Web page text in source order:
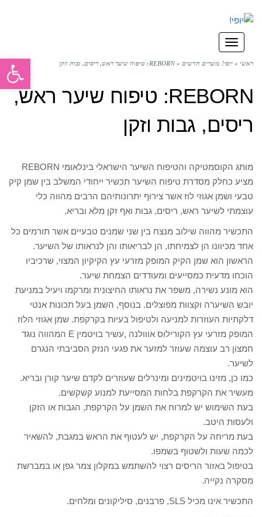
תפריט
ראשי » יופי! מוצרים חדשים » REBORN: טיפוח שיער ראש, ריסים, גבות וזקן
REBORN: טיפוח שיער ראש,
ריסים, גבות וזקן
מותג הקוסמטיקה והטיפוח השיער הישראלי בינלאומי REBORN
מציע כחלק מסדרת טיפוח השיער תכשיר ייחודי המשלב בין שמן קיק
טבעי ושמן אגוזי לוז אשר צירוף יתרונותיהם הרבים מהווה כלי
עוצמתי לשיער ראש, ריסים, גבות ואף זקן מלא ובריא.
התכשיר מהווה שילוב מנצח בין שני שמנים טבעיים אשר תורמים כל
אחד מכיוונו הן לצמיחתו, הן לבריאותו והן לנראותו של השיער.
הראשון הוא שמן הקיק המופק מזרעי עץ הקיקיון המצוי, שרכיביו
הוכחו מדעית כמסייעים ומעודדים הצמחת שיער.
הוא מונע נשירה, משפר את נראותו החיצונית ומרקמו ויעיל במניעת
יובש השיערה וקצוות מפוצלים. בנוסף, השמן בעל תכונות אנטי
דלקתיות העוזרות למניעה ולטיפול בעיות בקרקפת. שמן אגוזי הלוז
המופק מזרעי עץ הקורילוס אווולנה ,עשיר בויטמין E המהווה נוגד
חמצון רב עוצמה שעוזר למזער את פגעי הנזק הסביבתי הנגרם
לשיער.
כמו כן, מזינו בויטמינים ומינרלים שעוזרים לקדם שיער קורן ובריא.
מעשיר את הקרקפת בלחות המסייעת למנוע קשקשים.
בעת השימוש יש למרוח את השמן על הקרקפת, הגבות או הזקן
ולעסות היטב.
בעת מריחה על הקרקפת, יש לעטוף את הראש במגבת, להשאיר
לכמה שעות ולשטוף בשמפו.
בטיפול באזור הריסים רצוי להשתמש במקלון צמר גפן או במברשת
מסקרה נקייה.
התכשיר אינו מכיל SLS, פרבנים, סיליקונים ומלחים.
פתח